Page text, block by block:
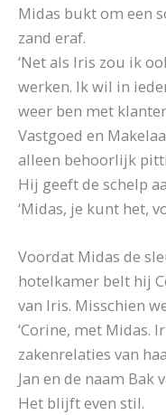
Midas bukt om een
zand eraf.
‘Net als Iris zou ik
werken. Ik wil in
weer ben met
Vastgoed en
alleen behoorlijk
Hij geeft de schelp
‘Midas, je kunt het,
Voordat Midas de
hotelkamer belt hij
van Iris. Misschien
‘Corine, met Midas.
zakenrelaties van
Jan en de naam Bak
Het blijft even stil.